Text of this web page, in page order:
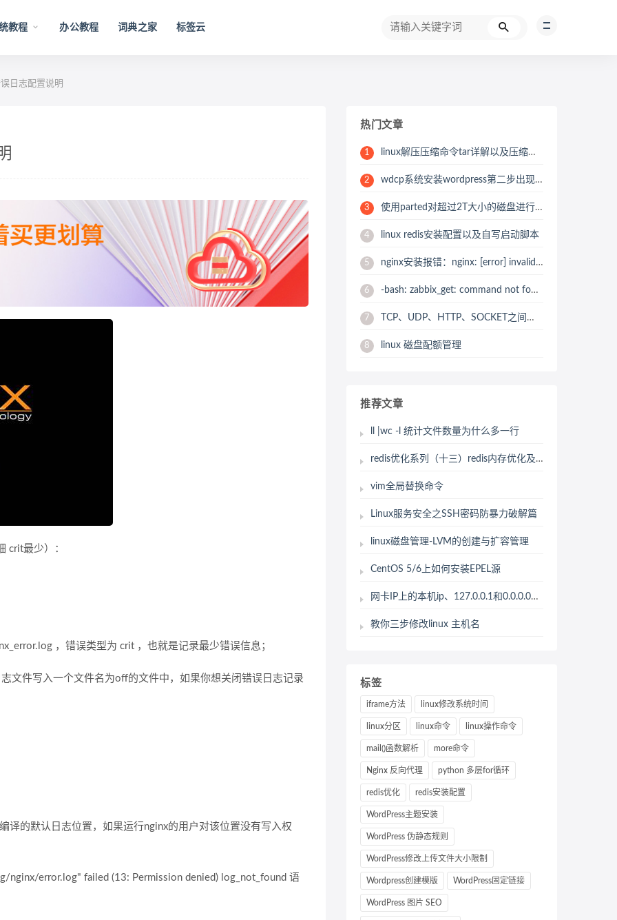
教程 办公教程 词典之家 标签云
日志配置说明
crit最少）：
，错误类型为 crit ，也就是记录最少错误信息；
文件写入一个文件名为off的文件中，如果你想关闭错误日志记录
译的默认日志位置，如果运行nginx的用户对该位置没有写入权
error.log" failed (13: Permission denied) log_not_found 语
热门文章
1 linux解压压缩命令tar详解以及压缩的时候如何跳过某一个压缩目录或文件
2 wdcp系统安装wordpress第二步出现错误“Table Prefix” must not be empty
3 使用parted对超过2T大小的磁盘进行GPT分区划分
4 linux redis安装配置以及自写启动脚本
5 nginx安装报错：nginx: [error] invalid PID number “” in “/usr/local/nginx/logs/nginx.pid” 解决办法
6 -bash: zabbix_get: command not found报错解决办法之zabbix_get 安装
7 TCP、UDP、HTTP、SOCKET之间的区别与联系
8 linux 磁盘配额管理
推荐文章
ll |wc -l 统计文件数量为什么多一行
redis优化系列（十三）redis内存优化及相关配置
vim全局替换命令
Linux服务安全之SSH密码防暴力破解篇
linux磁盘管理-LVM的创建与扩容管理
CentOS 5/6上如何安装EPEL源
网卡IP上的本机ip、127.0.0.1和0.0.0.0区别
教你三步修改linux 主机名
标签
iframe方法 linux修改系统时间
linux分区 linux命令 linux操作命令
mail()函数解析 more命令
Nginx 反向代理 python 多层for循环
redis优化 redis安装配置
WordPress主题安装
WordPress 伪静态规则
WordPress修改上传文件大小限制
Wordpress创建模版 WordPress固定链接
WordPress 图片 SEO